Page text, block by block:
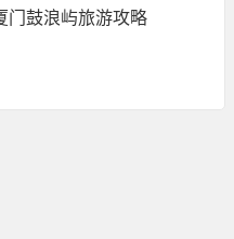
门鼓浪屿旅游攻略